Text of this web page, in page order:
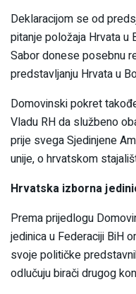
Deklaracijom se od
pitanje položaja Hrvata u
Sabor donese posebnu
predstavljanju Hrvata u
Domovinski pokret
Vladu RH da službeno
prije svega Sjedinjene
unije, o hrvatskom
Hrvatska izborna
Prema prijedlogu
jedinica u Federaciji BiH
svoje političke
odlučuju birači drugog